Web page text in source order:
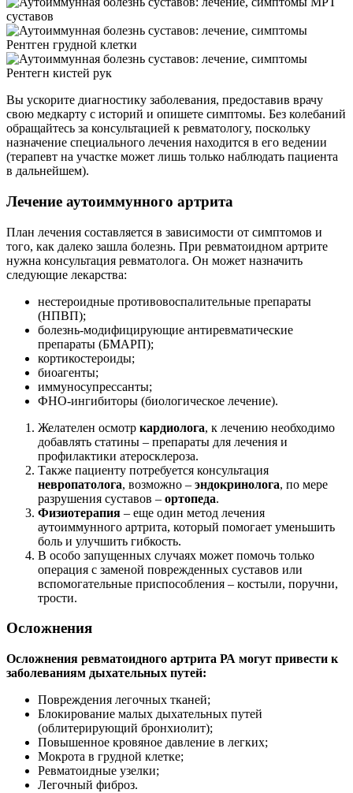
суставов
Рентген грудной клетки
Рентегн кистей рук
Вы ускорите диагностику заболевания, предоставив врачу
свою медкарту с историй и опишете симптомы. Без колебаний
обращайтесь за консультацией к ревматологу, поскольку
назначение специального лечения находится в его ведении
(терапевт на участке может лишь только наблюдать пациента
в дальнейшем).
Лечение аутоиммунного артрита
План лечения составляется в зависимости от симптомов и
того, как далеко зашла болезнь. При ревматоидном артрите
нужна консультация ревматолога. Он может назначить
следующие лекарства:
нестероидные противовоспалительные препараты
(НПВП);
болезнь-модифицирующие антиревматические
препараты (БМАРП);
кортикостероиды;
биоагенты;
иммуносупрессанты;
ФНО-ингибиторы (биологическое лечение).
Желателен осмотр кардиолога, к лечению необходимо
добавлять статины – препараты для лечения и
профилактики атеросклероза.
Также пациенту потребуется консультация
невропатолога, возможно – эндокринолога, по мере
разрушения суставов – ортопеда.
Физиотерапия – еще один метод лечения
аутоиммунного артрита, который помогает уменьшить
боль и улучшить гибкость.
В особо запущенных случаях может помочь только
операция с заменой поврежденных суставов или
вспомогательные приспособления – костыли, поручни,
трости.
Осложнения
Осложнения ревматоидного артрита РА могут привести к
заболеваниям дыхательных путей:
Повреждения легочных тканей;
Блокирование малых дыхательных путей
(облитерирующий бронхиолит);
Повышенное кровяное давление в легких;
Мокрота в грудной клетке;
Ревматоидные узелки;
Легочный фиброз.